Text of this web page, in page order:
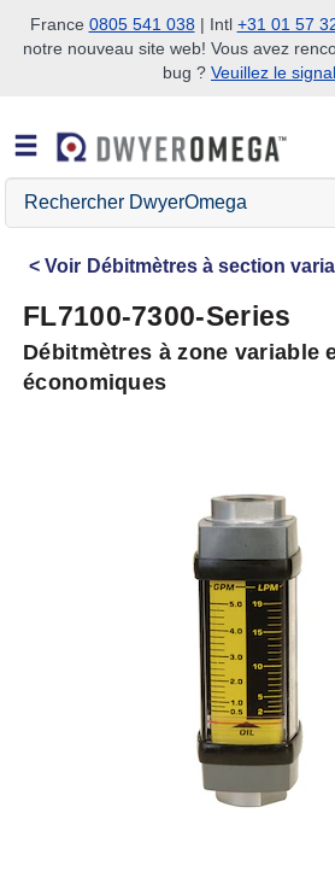
Passer à la recherche
Passer au contenu principal
Passer à la navigation
France 0805 541 038| Intl +31 01 57
notre nouveau site web! Vous avez
bug ? Veuillez le
Rechercher
DwyerOmega
Voir Débitmètres à section
FL7100-7300-Series
Débitmètres à zone variable
économiques